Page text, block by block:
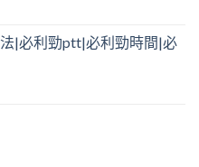
|必利勁ptt|必利勁時間|必